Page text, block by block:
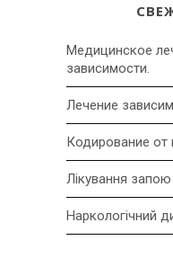
Медицинское
зависимости.
Лечение
Кодирование от
Лікування
Наркологічний